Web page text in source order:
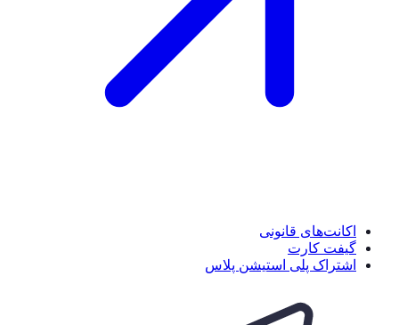
اکانت‌های قانونی
گیفت کارت
اشتراک پلی استیشن پلاس